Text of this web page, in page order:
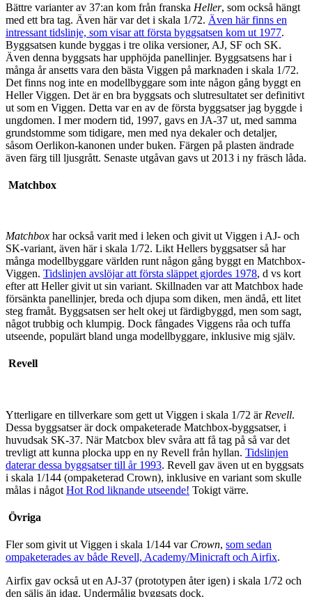
Bättre varianter av 37:an kom från franska Heller, som också hängt
med ett bra tag. Även här var det i skala 1/72. Även här finns en
intressant tidslinje, som visar att första byggsatsen kom ut 1977.
Byggsatsen kunde byggas i tre olika versioner, AJ, SF och SK.
Även denna byggsats har upphöjda panellinjer. Byggsatsens har i
många år ansetts vara den bästa Viggen på marknaden i skala 1/72.
Det finns nog inte en modellbyggare som inte någon gång byggt en
Heller Viggen. Det är en bra byggsats och slutresultatet ser definitivt
ut som en Viggen. Detta var en av de första byggsatser jag byggde i
ungdomen. I mer modern tid, 1997, gavs en JA-37 ut, med samma
grundstomme som tidigare, men med nya dekaler och detaljer,
såsom Oerlikon-kanonen under buken. Färgen på plasten ändrade
även färg till ljusgrått. Senaste utgåvan gavs ut 2013 i ny fräsch låda.
Matchbox
Matchbox har också varit med i leken och givit ut Viggen i AJ- och
SK-variant, även här i skala 1/72. Likt Hellers byggsatser så har
många modellbyggare världen runt någon gång byggt en Matchbox-
Viggen. Tidslinjen avslöjar att första släppet gjordes 1978, d vs kort
efter att Heller givit ut sin variant. Skillnaden var att Matchbox hade
försänkta panellinjer, breda och djupa som diken, men ändå, ett litet
steg framåt. Byggsatsen ser helt okej ut färdigbyggd, men som sagt,
något trubbig och klumpig. Dock fångades Viggens råa och tuffa
utseende, populärt bland unga modellbyggare, inklusive mig själv.
Revell
Ytterligare en tillverkare som gett ut Viggen i skala 1/72 är Revell.
Dessa byggsatser är dock ompaketerade Matchbox-byggsatser, i
huvudsak SK-37. När Matcbox blev svåra att få tag på så var det
trevligt att kunna plocka upp en ny Revell från hyllan. Tidslinjen
daterar dessa byggsatser till år 1993. Revell gav även ut en byggsats
i skala 1/144 (ompaketerad Crown), inklusive en variant som skulle
målas i något Hot Rod liknande utseende! Tokigt värre.
Övriga
Fler som givit ut Viggen i skala 1/144 var Crown, som sedan
ompaketerades av både Revell, Academy/Minicraft och Airfix.
Airfix gav också ut en AJ-37 (prototypen åter igen) i skala 1/72 och
den säljs än idag. Undermålig byggsats dock.